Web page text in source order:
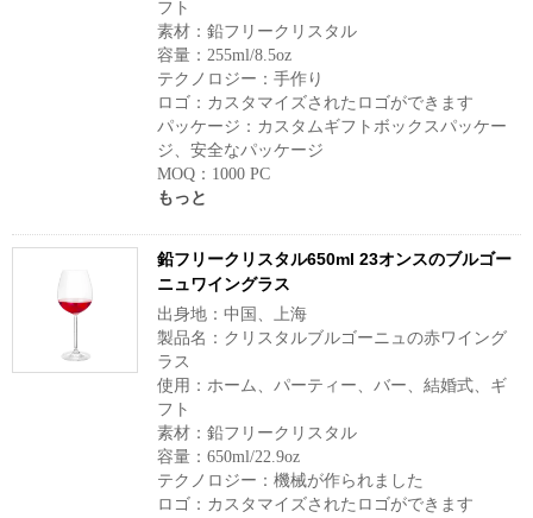
フト
素材：鉛フリークリスタル
容量：255ml/8.5oz
テクノロジー：手作り
ロゴ：カスタマイズされたロゴができます
パッケージ：カスタムギフトボックスパッケー
ジ、安全なパッケージ
MOQ：1000 PC
もっと
鉛フリークリスタル650ml 23オンスのブルゴー
ニュワイングラス
出身地：中国、上海
製品名：クリスタルブルゴーニュの赤ワイング
ラス
使用：ホーム、パーティー、バー、結婚式、ギ
フト
素材：鉛フリークリスタル
容量：650ml/22.9oz
テクノロジー：機械が作られました
ロゴ：カスタマイズされたロゴができます